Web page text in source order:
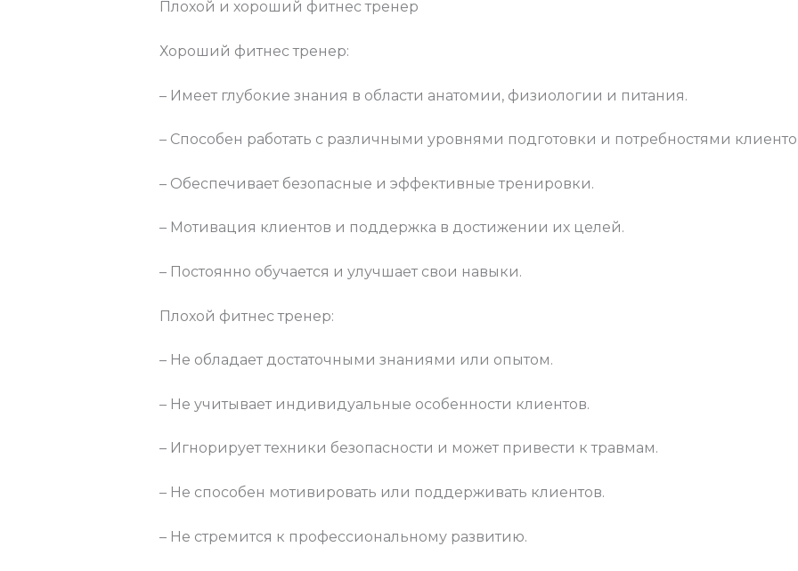
Плохой и хороший фитнес тренер
Хороший фитнес тренер:
– Имеет глубокие знания в области анатомии, физиологии и питания.
– Способен работать с различными уровнями подготовки и потребностями
– Обеспечивает безопасные и эффективные тренировки.
– Мотивация клиентов и поддержка в достижении их целей.
– Постоянно обучается и улучшает свои навыки.
Плохой фитнес тренер:
– Не обладает достаточными знаниями или опытом.
– Не учитывает индивидуальные особенности клиентов.
– Игнорирует техники безопасности и может привести к травмам.
– Не способен мотивировать или поддерживать клиентов.
– Не стремится к профессиональному развитию.